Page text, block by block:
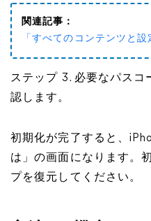
関連記事：
「すべてのコンテンツと
ステップ 3. 必要なパスコ
認します。
初期化が完了すると、
は」の画面になります。
プを復元してください。